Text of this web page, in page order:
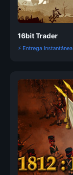
16bit Trader
⚡ Entrega Instantánea